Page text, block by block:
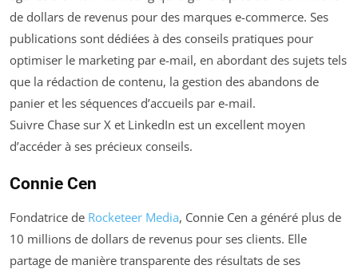
de dollars de revenus pour des marques e-commerce. Ses
publications sont dédiées à des conseils pratiques pour
optimiser le marketing par e-mail, en abordant des sujets tels
que la rédaction de contenu, la gestion des abandons de
panier et les séquences d’accueils par e-mail.
Suivre Chase sur X et LinkedIn est un excellent moyen
d’accéder à ses précieux conseils.
Connie Cen
Fondatrice de Rocketeer Media, Connie Cen a généré plus de
10 millions de dollars de revenus pour ses clients. Elle
partage de manière transparente des résultats de ses